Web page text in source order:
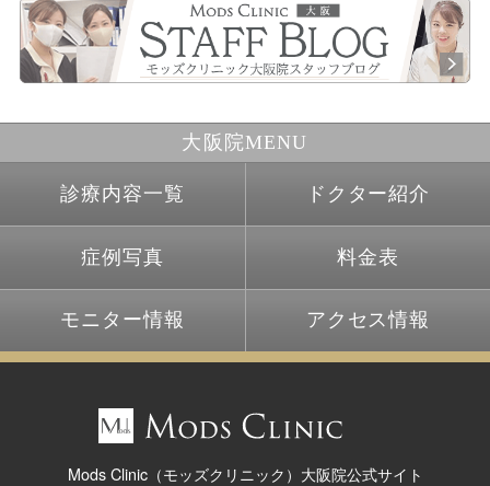
大阪院MENU
診療内容一覧 ドクター紹介
症例写真 料金表
モニター情報 アクセス情報
Mods Clinic（モッズクリニック）大阪院公式サイト